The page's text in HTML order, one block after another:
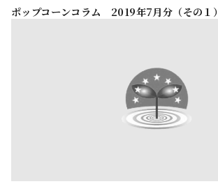
ポップコーンコラム 2019年7月分（その１）